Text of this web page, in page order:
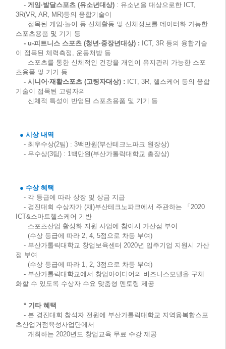
- 게임·발달스포츠 (유소년대상) : 유소년을 대상으로한 ICT,
3R(VR, AR, MR)등의 융합기술이
접목된 게임·놀이 등 신체활동 및 신체정보를 데이터화 가능한
스포츠용품 및 기기 등
- u-피트니스 스포츠 (청년·중장년대상) : ICT, 3R 등의 융합기술
이 접목된 체력측정, 운동처방 등
스포츠를 통한 신체적인 건강을 개인이 유지관리 가능한 스포
츠용품 및 기기 등
- 시니어·재활스포츠 (고령자대상) : ICT, 3R, 헬스케어 등의 융합
기술이 접목된 고령자의
신체적 특성이 반영된 스포츠용품 및 기기 등
● 시상 내역
- 최우수상(2팀) : 3백만원(부산테크노파크 원장상)
- 우수상(3팀) : 1백만원(부산가톨릭대학교 총장상)
● 수상 혜택
- 각 등급에 따라 상장 및 상금 지급
- 경진대회 수상자가 (재)부산테크노파크에서 주관하는 「2020
ICT&스마트헬스케어 기반
스포츠산업 활성화 지원 사업에 참여시 가산점 부여
(수상 등급에 따라 2, 4, 5점으로 차등 부여)
- 부산가톨릭대학교 창업보육센터 2020년 입주기업 지원시 가산
점 부여
(수상 등급에 따라 1, 2, 3점으로 차등 부여)
- 부산가톨릭대학교에서 창업아이디어의 비즈니스모델을 구체
화할 수 있도록 수상자 수요 맞춤형 멘토링 제공
* 기타 혜택
- 본 경진대회 참석자 전원에 부산가톨릭대학교 지역융복합스포
츠산업거점육성사업단에서
개최하는 2020년도 창업교육 무료 수강 제공